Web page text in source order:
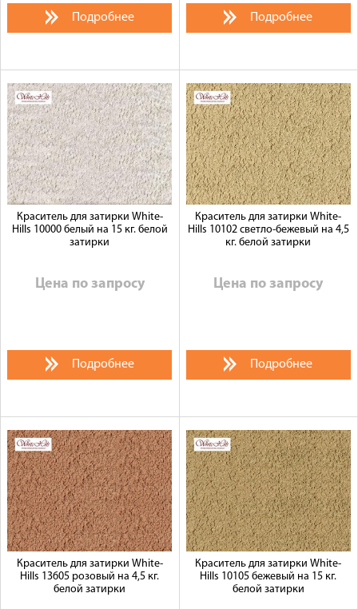
Подробнее Подробнее
Краситель для затирки White-
Hills 10000 белый на 15 кг. белой
затирки
Цена по запросу
Подробнее
Краситель для затирки White-
Hills 10102 светло-бежевый на 4,5
кг. белой затирки
Цена по запросу
Подробнее
Краситель для затирки White-
Hills 13605 розовый на 4,5 кг.
белой затирки
Краситель для затирки White-
Hills 10105 бежевый на 15 кг.
белой затирки